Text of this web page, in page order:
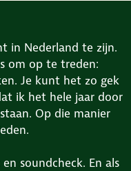
in Nederland te zijn.
om op te treden:
Je kunt het zo gek
ik het hele jaar door
Op die manier
soundcheck. En als